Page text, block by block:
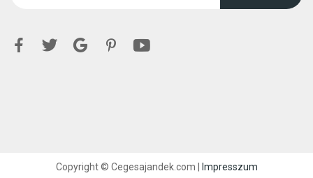
Copyright © Cegesajandek.com | Impresszum